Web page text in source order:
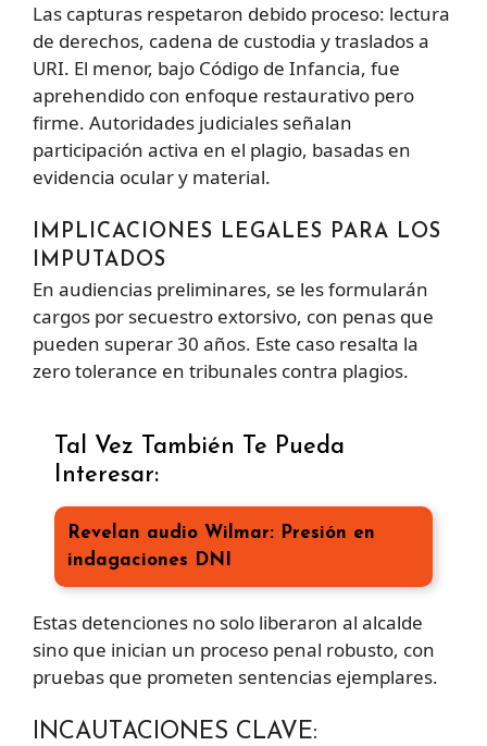
Las capturas respetaron debido proceso: lectura
de derechos, cadena de custodia y traslados a
URI. El menor, bajo Código de Infancia, fue
aprehendido con enfoque restaurativo pero
firme. Autoridades judiciales señalan
participación activa en el plagio, basadas en
evidencia ocular y material.
IMPLICACIONES LEGALES PARA LOS
IMPUTADOS
En audiencias preliminares, se les formularán
cargos por secuestro extorsivo, con penas que
pueden superar 30 años. Este caso resalta la
zero tolerance en tribunales contra plagios.
Tal Vez También Te Pueda
Interesar:
Revelan audio Wilmar: Presión en
indagaciones DNI
Estas detenciones no solo liberaron al alcalde
sino que inician un proceso penal robusto, con
pruebas que prometen sentencias ejemplares.
INCAUTACIONES CLAVE: